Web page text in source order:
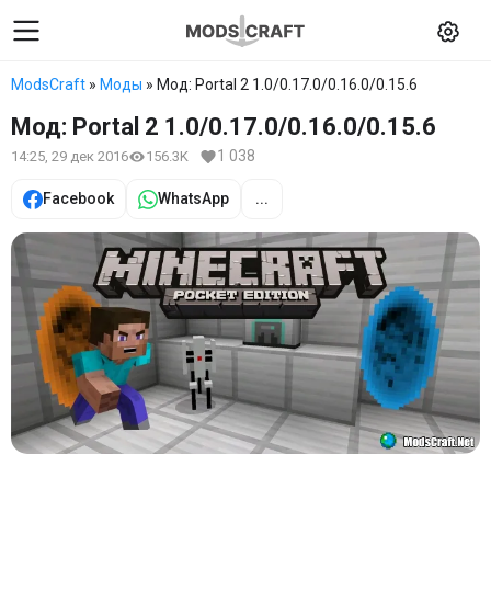
ModsCraft » Моды » Мод: Portal 2 1.0/0.17.0/0.16.0/0.15.6
Мод: Portal 2 1.0/0.17.0/0.16.0/0.15.6
14:25, 29 дек 2016 156.3K 1 038
Facebook WhatsApp ...